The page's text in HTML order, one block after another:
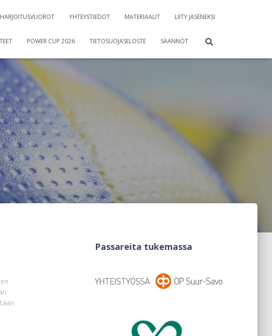
HARJOITUSVUOROT YHTEYSTIEDOT MATERIAALIT LIITY JÄSENEKSI
POWER CUP 2026 TIETOSUOJASELOSTE SÄÄNNÖT
Passareita tukemassa